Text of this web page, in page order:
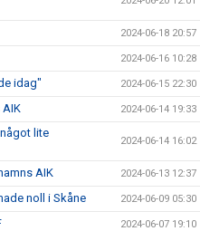
2024-06-18 20:57
2024-06-16 10:28
idag" 2024-06-15 22:30
2024-06-14 19:33
lite
2024-06-14 16:02
AIK 2024-06-13 12:37
noll i Skåne 2024-06-09 05:30
2024-06-07 19:10